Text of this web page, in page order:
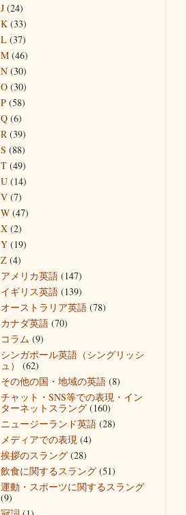
J (24)
K (33)
L (37)
M (46)
N (30)
O (30)
P (58)
Q (6)
R (39)
S (88)
T (49)
U (14)
V (7)
W (47)
X (2)
Y (19)
Z (4)
アメリカ英語 (147)
イギリス英語 (139)
オーストラリア英語 (78)
カナダ英語 (70)
コラム (9)
シンガポール英語（シングリッシ
ュ）
(62)
その他の国・地域の英語 (8)
チャット・SNS等での表現・イン
ターネットスラング (160)
ニュージーランド英語 (28)
メディアでの表現 (4)
挨拶のスラング (28)
飲食に関するスラング (51)
運動・スポーツに関するスラング
(9)